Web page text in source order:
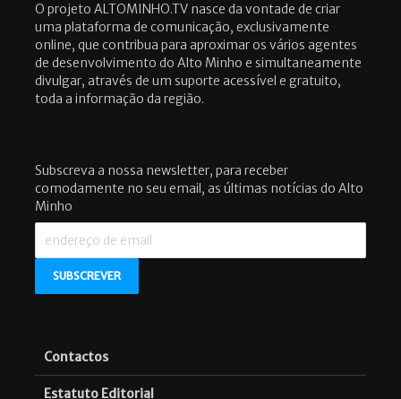
O projeto ALTOMINHO.TV nasce da vontade de criar
uma plataforma de comunicação, exclusivamente
online, que contribua para aproximar os vários agentes
de desenvolvimento do Alto Minho e simultaneamente
divulgar, através de um suporte acessível e gratuito,
toda a informação da região.
Subscreva a nossa newsletter, para receber
comodamente no seu email, as últimas notícias do Alto
Minho
Contactos
Estatuto Editorial